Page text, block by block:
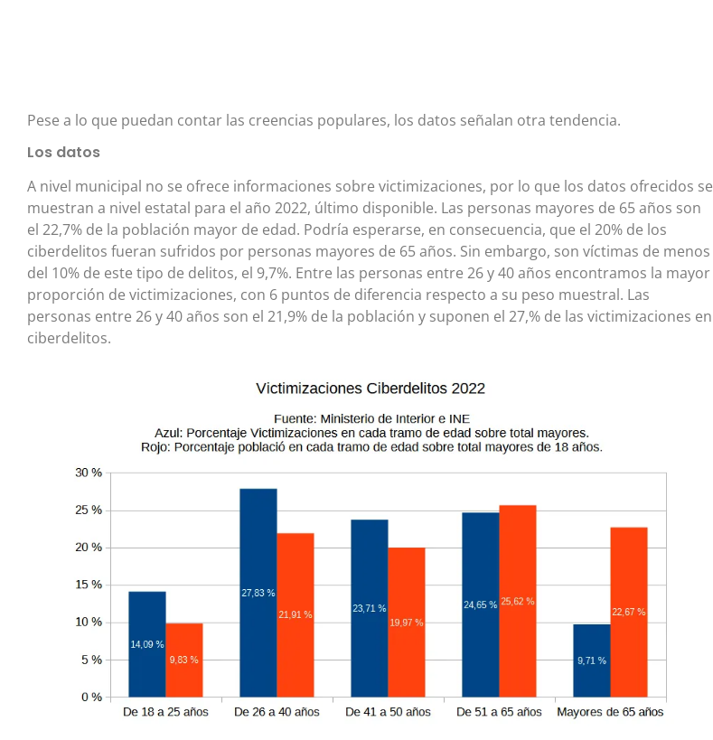
Pese a lo que puedan contar las creencias populares, los datos señalan otra tendencia.
Los datos
A nivel municipal no se ofrece informaciones sobre victimizaciones, por lo que los datos ofrecidos se
muestran a nivel estatal para el año 2022, último disponible. Las personas mayores de 65 años son
el 22,7% de la población mayor de edad. Podría esperarse, en consecuencia, que el 20% de los
ciberdelitos fueran sufridos por personas mayores de 65 años. Sin embargo, son víctimas de menos
del 10% de este tipo de delitos, el 9,7%. Entre las personas entre 26 y 40 años encontramos la mayor
proporción de victimizaciones, con 6 puntos de diferencia respecto a su peso muestral. Las
personas entre 26 y 40 años son el 21,9% de la población y suponen el 27,% de las victimizaciones en
ciberdelitos.